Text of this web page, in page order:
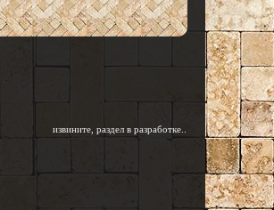
извините, раздел в разработке..